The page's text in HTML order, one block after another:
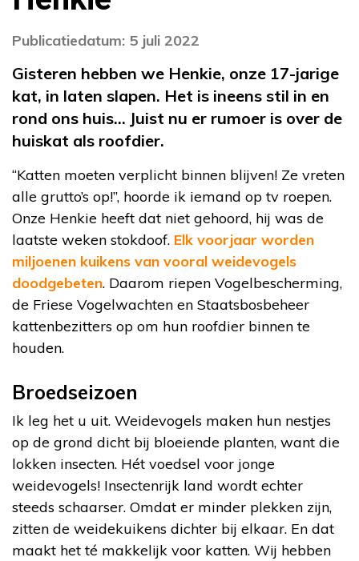
Publicatiedatum: 5 juli 2022
Gisteren hebben we Henkie, onze 17-jarige
kat, in laten slapen. Het is ineens stil in en
rond ons huis… Juist nu er rumoer is over de
huiskat als roofdier.
“Katten moeten verplicht binnen blijven! Ze vreten
alle grutto’s op!”, hoorde ik iemand op tv roepen.
Onze Henkie heeft dat niet gehoord, hij was de
laatste weken stokdoof. Elk voorjaar worden
miljoenen kuikens van vooral weidevogels
doodgebeten. Daarom riepen Vogelbescherming,
de Friese Vogelwachten en Staatsbosbeheer
kattenbezitters op om hun roofdier binnen te
houden.
Broedseizoen
Ik leg het u uit. Weidevogels maken hun nestjes
op de grond dicht bij bloeiende planten, want die
lokken insecten. Hét voedsel voor jonge
weidevogels! Insectenrijk land wordt echter
steeds schaarser. Omdat er minder plekken zijn,
zitten de weidekuikens dichter bij elkaar. En dat
maakt het té makkelijk voor katten. Wij hebben